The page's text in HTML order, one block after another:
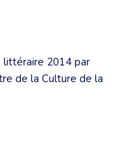
littéraire 2014 par
de la Culture de la